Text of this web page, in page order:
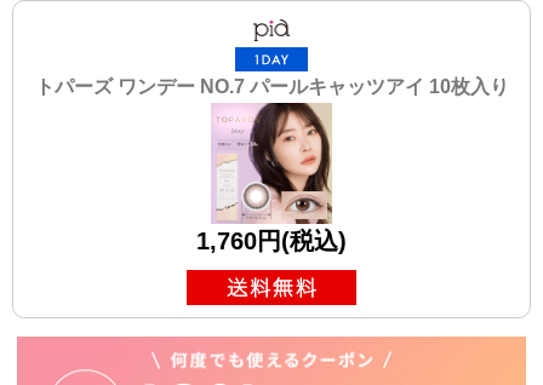
トパーズ ワンデー NO.7 パールキャッツアイ 10枚入り
1,760円(税込)